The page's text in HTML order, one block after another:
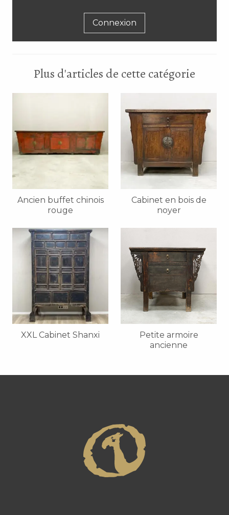
Connexion
Plus d'articles de cette catégorie
Ancien buffet chinois
rouge
Cabinet en bois de
noyer
XXL Cabinet Shanxi
Petite armoire
ancienne